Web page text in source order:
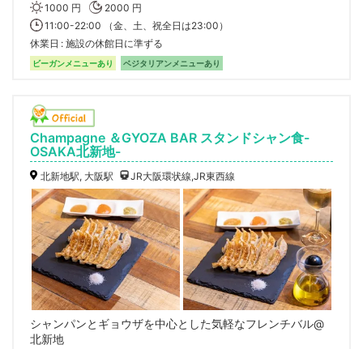
1000 円
2000 円
11:00-22:00 （金、土、祝全日は23:00）
休業日
施設の休館日に準ずる
ビーガンメニューあり ベジタリアンメニューあり
Champagne ＆GYOZA BAR スタンドシャン食-
OSAKA北新地-
北新地駅, 大阪駅 JR大阪環状線,JR東西線
シャンパンとギョウザを中心とした気軽なフレンチバル@
北新地